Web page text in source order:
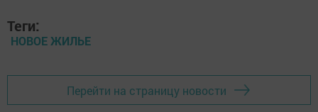
Теги:
НОВОЕ ЖИЛЬЕ
Перейти на страницу новости